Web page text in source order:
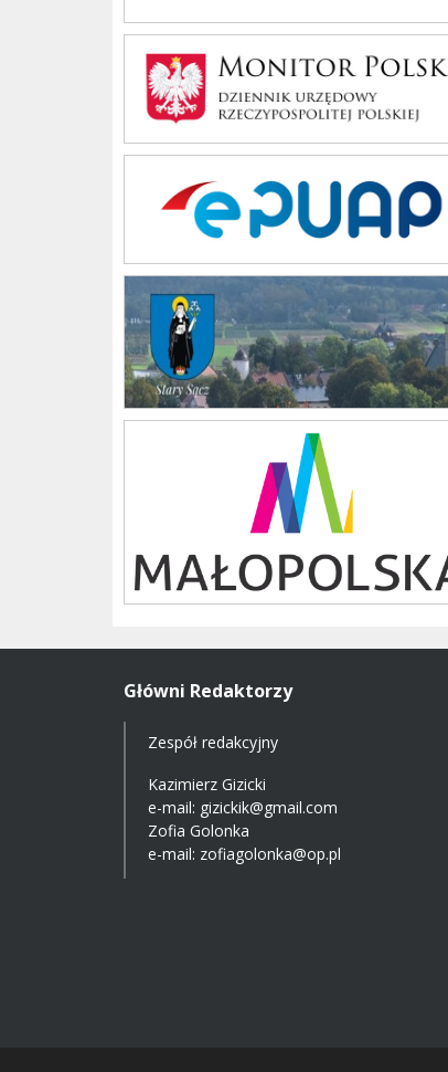
Monitor Polski
ePUAP
Małopolska
Główni Redaktorzy
Zespół redakcyjny
Kazimierz Gizicki
e-mail: gizickik@gmail.com
Zofia Golonka
e-mail: zofiagolonka@op.pl